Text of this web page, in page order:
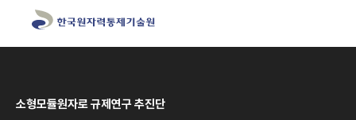
소형모듈원자로 규제연구 추진단